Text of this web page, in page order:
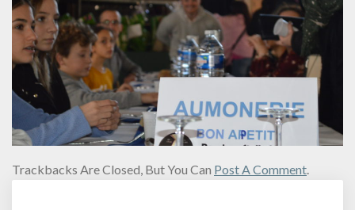
Trackbacks Are Closed, But You Can Post A Comment.